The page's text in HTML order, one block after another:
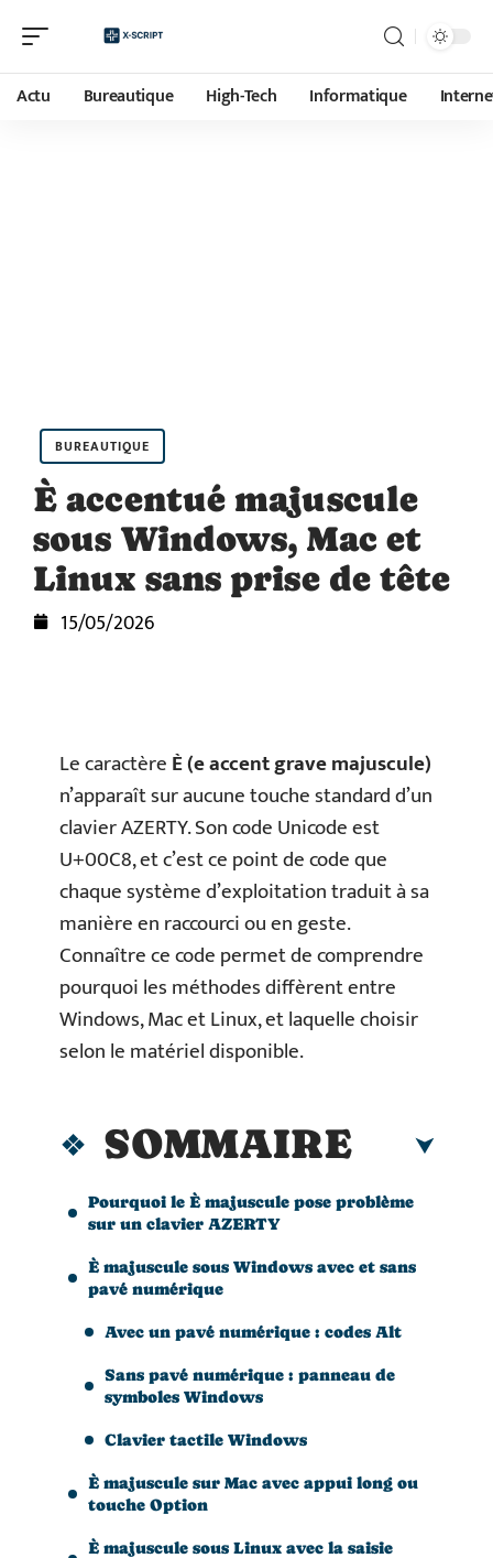
Actu Bureautique High-Tech Informatique
BUREAUTIQUE
È accentué majuscule
sous Windows, Mac et
Linux sans prise de tête
15/05/2026
Le caractèreÈ (e accent grave majuscule)
n’apparaît sur aucune touche standard d’un
clavier AZERTY. Son code Unicode est
U+00C8, et c’est ce point de code que
chaque système d’exploitation traduit à sa
manière en raccourci ou en geste.
Connaître ce code permet de comprendre
pourquoi les méthodes diffèrent entre
Windows, Mac et Linux, et laquelle choisir
selon le matériel disponible.
SOMMAIRE
Pourquoi le È majuscule pose problème
sur un clavier AZERTY
È majuscule sous Windows avec et sans
pavé numérique
Avec un pavé numérique : codes Alt
Sans pavé numérique : panneau de
symboles Windows
Clavier tactile Windows
È majuscule sur Mac avec appui long ou
touche Option
È majuscule sous Linux avec la saisie